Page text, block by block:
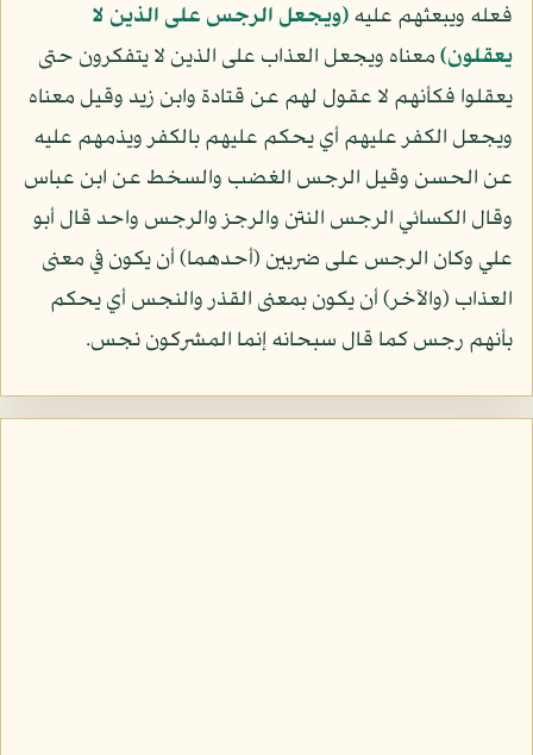
فعله ويبعثهم عليه﴿ويجعل الرجس على الذين لا
يعقلون﴾معناه ويجعل العذاب على الذين لا يتفكرون حتى
يعقلوا فكأنهم لا عقول لهم عن قتادة وابن زيد وقيل معناه
ويجعل الكفر عليهم أي يحكم عليهم بالكفر ويذمهم عليه
عن الحسن وقيل الرجس الغضب والسخط عن ابن عباس
وقال الكسائي الرجس النتن والرجز والرجس واحد قال أبو
علي وكان الرجس على ضربين (أحدهما) أن يكون في معنى
العذاب (والآخر) أن يكون بمعنى القذر والنجس أي يحكم
بأنهم رجس كما قال سبحانه إنما المشركون نجس.